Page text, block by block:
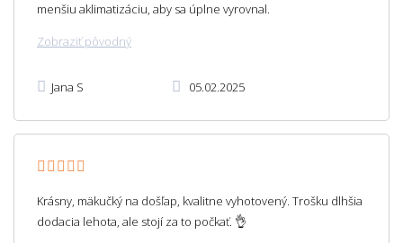
menšiu aklimatizáciu, aby sa úplne vyrovnal.
Zobraziť pôvodný
Jana S 05.02.2025
Krásny, mäkučký na došľap, kvalitne vyhotovený. Trošku dlhšia
dodacia lehota, ale stojí za to počkať. 👌